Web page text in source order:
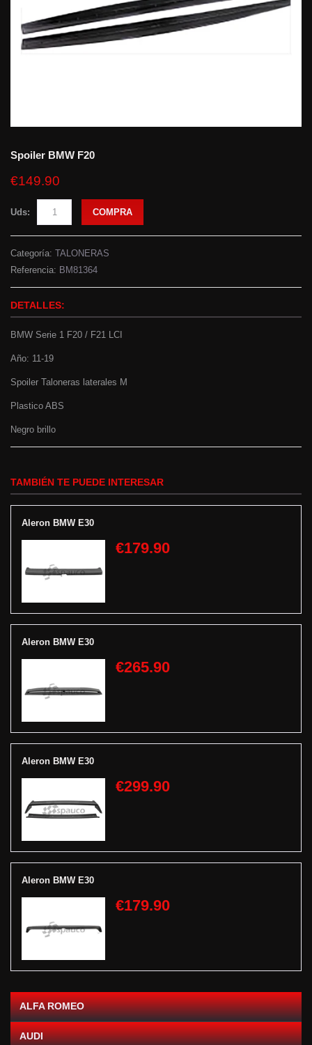
Spoiler BMW F20
€149.90
Uds: COMPRA
Categoría: TALONERAS
Referencia: BM81364
DETALLES:
BMW Serie 1 F20 / F21 LCI
Año: 11-19
Spoiler Taloneras laterales M
Plastico ABS
Negro brillo
TAMBIÉN TE PUEDE INTERESAR
Aleron BMW E30
€179.90
Aleron BMW E30
€265.90
Aleron BMW E30
€299.90
Aleron BMW E30
€179.90
ALFA ROMEO
AUDI